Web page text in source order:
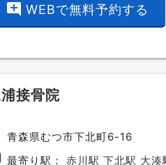
add_comment WEBで無料予約する
接骨院
青森県むつ市下北町6-16
最寄り駅：赤川駅 下北駅 大湊